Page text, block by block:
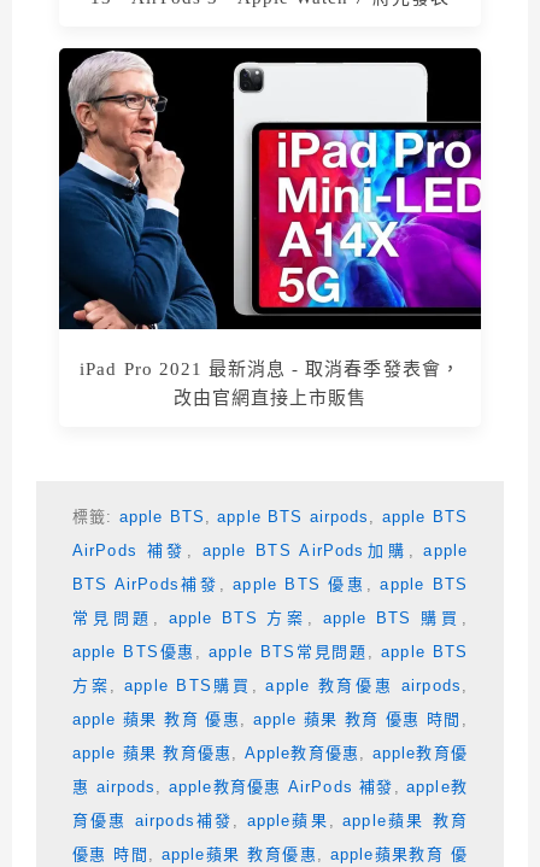
iPad Pro 2021 最新消息 - 取消春季發表會，
改由官網直接上市販售
標籤: apple BTS ,apple BTS airpods
apple BTS
AirPods 補發
,apple BTS AirPods加購 ,apple
BTS AirPods補發
,apple BTS 優惠 ,apple BTS
常見問題
apple BTS 方案 apple BTS 購買
apple BTS優惠
,apple BTS常見問題 ,apple BTS
方案
,apple BTS購買 ,apple 教育優惠 airpods
apple 蘋果 教育 優惠
apple 蘋果 教育 優惠 時間
apple 蘋果 教育優惠
Apple教育優惠
apple教育優
惠 airpods
apple教育優惠 AirPods 補發 ,apple教
育優惠 airpods補發
apple蘋果 ,apple蘋果 教育
優惠 時間
apple蘋果 教育優惠
apple蘋果教育 優